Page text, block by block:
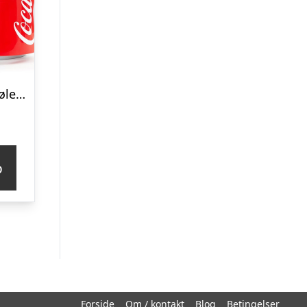
Coca-Cola Minikøleskab
Forside Om / kontakt Blog Betingelser